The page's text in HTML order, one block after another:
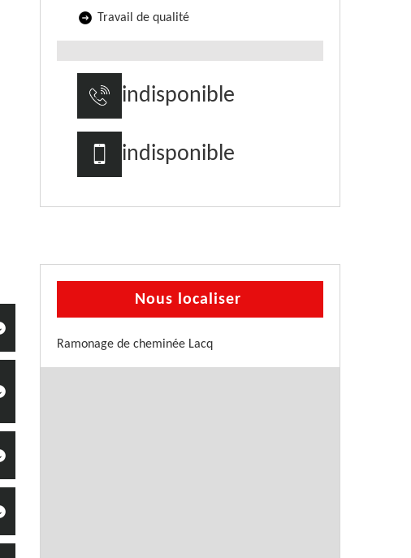
Travail de qualité
indisponible
indisponible
Nous localiser
Ramonage de cheminée Lacq